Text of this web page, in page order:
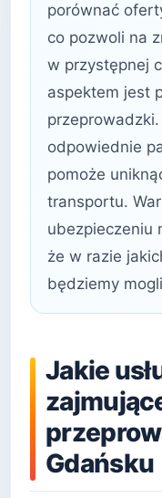
porównać
co pozwoli na
w przystępnej
aspektem jest
odpowiednie
pomoże
transportu.
ubezpieczeniu
że w razie
będziemy
Jakie
Gdańsku